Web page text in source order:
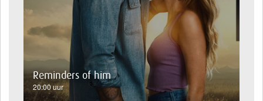
Reminders of him
20:00 uur